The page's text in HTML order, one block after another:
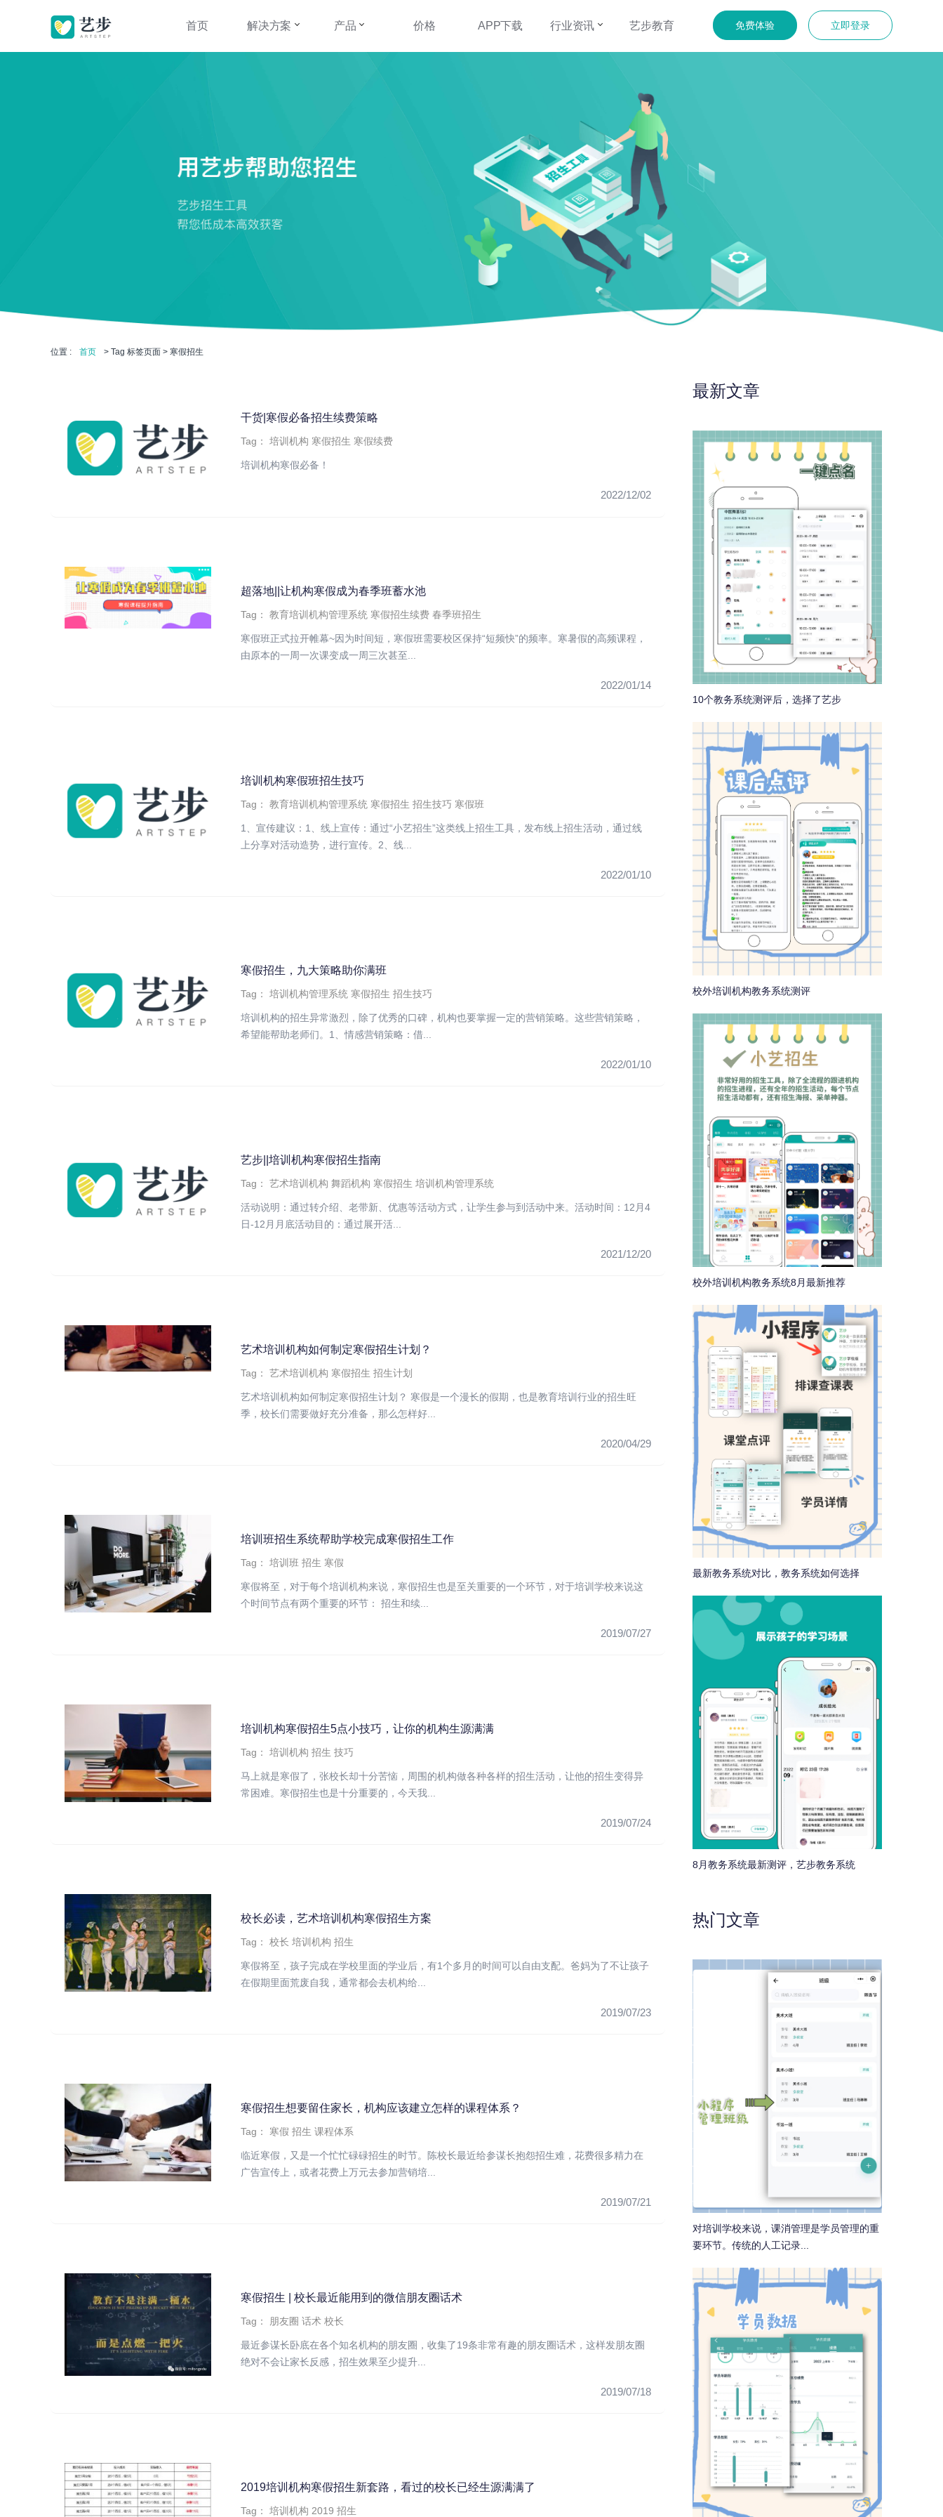
首页 解决方案 产品 价格 APP下载 行业资讯 艺步教育 免费体验 立即登录
位置 : 首页 > Tag 标签页面 > 寒假招生
干货|寒假必备招生续费策略
Tag： 培训机构 寒假招生 寒假续费
培训机构寒假必备！
2022/12/02
超落地||让机构寒假成为春季班蓄水池
Tag： 教育培训机构管理系统 寒假招生续费 春季班招生
寒假班正式拉开帷幕~因为时间短，寒假班需要校区保持“短频快”的频率。寒暑假的高频课程，
由原本的一周一次课变成一周三次甚至...
2022/01/14
培训机构寒假班招生技巧
Tag： 教育培训机构管理系统 寒假招生 招生技巧 寒假班
1、宣传建议：1、线上宣传：通过“小艺招生”这类线上招生工具，发布线上招生活动，通过线
上分享对活动造势，进行宣传。2、线...
2022/01/10
寒假招生，九大策略助你满班
Tag： 培训机构管理系统 寒假招生 招生技巧
培训机构的招生异常激烈，除了优秀的口碑，机构也要掌握一定的营销策略。这些营销策略，
希望能帮助老师们。1、情感营销策略：借...
2022/01/10
艺步||培训机构寒假招生指南
Tag： 艺术培训机构 舞蹈机构 寒假招生 培训机构管理系统
活动说明：通过转介绍、老带新、优惠等活动方式，让学生参与到活动中来。活动时间：12月4
日-12月月底活动目的：通过展开活...
2021/12/20
艺术培训机构如何制定寒假招生计划？
Tag： 艺术培训机构 寒假招生 招生计划
艺术培训机构如何制定寒假招生计划？ 寒假是一个漫长的假期，也是教育培训行业的招生旺
季，校长们需要做好充分准备，那么怎样好...
2020/04/29
培训班招生系统帮助学校完成寒假招生工作
Tag： 培训班 招生 寒假
寒假将至，对于每个培训机构来说，寒假招生也是至关重要的一个环节，对于培训学校来说这
个时间节点有两个重要的环节： 招生和续...
2019/07/27
培训机构寒假招生5点小技巧，让你的机构生源满满
Tag： 培训机构 招生 技巧
马上就是寒假了，张校长却十分苦恼，周围的机构做各种各样的招生活动，让他的招生变得异
常困难。寒假招生也是十分重要的，今天我...
2019/07/24
校长必读，艺术培训机构寒假招生方案
Tag： 校长 培训机构 招生
寒假将至，孩子完成在学校里面的学业后，有1个多月的时间可以自由支配。爸妈为了不让孩子
在假期里面荒废自我，通常都会去机构给...
2019/07/23
寒假招生想要留住家长，机构应该建立怎样的课程体系？
Tag： 寒假 招生 课程体系
临近寒假，又是一个忙忙碌碌招生的时节。陈校长最近给参谋长抱怨招生难，花费很多精力在
广告宣传上，或者花费上万元去参加营销培...
2019/07/21
寒假招生 | 校长最近能用到的微信朋友圈话术
Tag： 朋友圈 话术 校长
最近参谋长卧底在各个知名机构的朋友圈，收集了19条非常有趣的朋友圈话术，这样发朋友圈
绝对不会让家长反感，招生效果至少提升...
2019/07/18
2019培训机构寒假招生新套路，看过的校长已经生源满满了
Tag： 培训机构 2019 招生
最新文章
10个教务系统测评后，选择了艺步
校外培训机构教务系统测评
校外培训机构教务系统8月最新推荐
最新教务系统对比，教务系统如何选择
8月教务系统最新测评，艺步教务系统
热门文章
对培训学校来说，课消管理是学员管理的重
要环节。传统的人工记录...